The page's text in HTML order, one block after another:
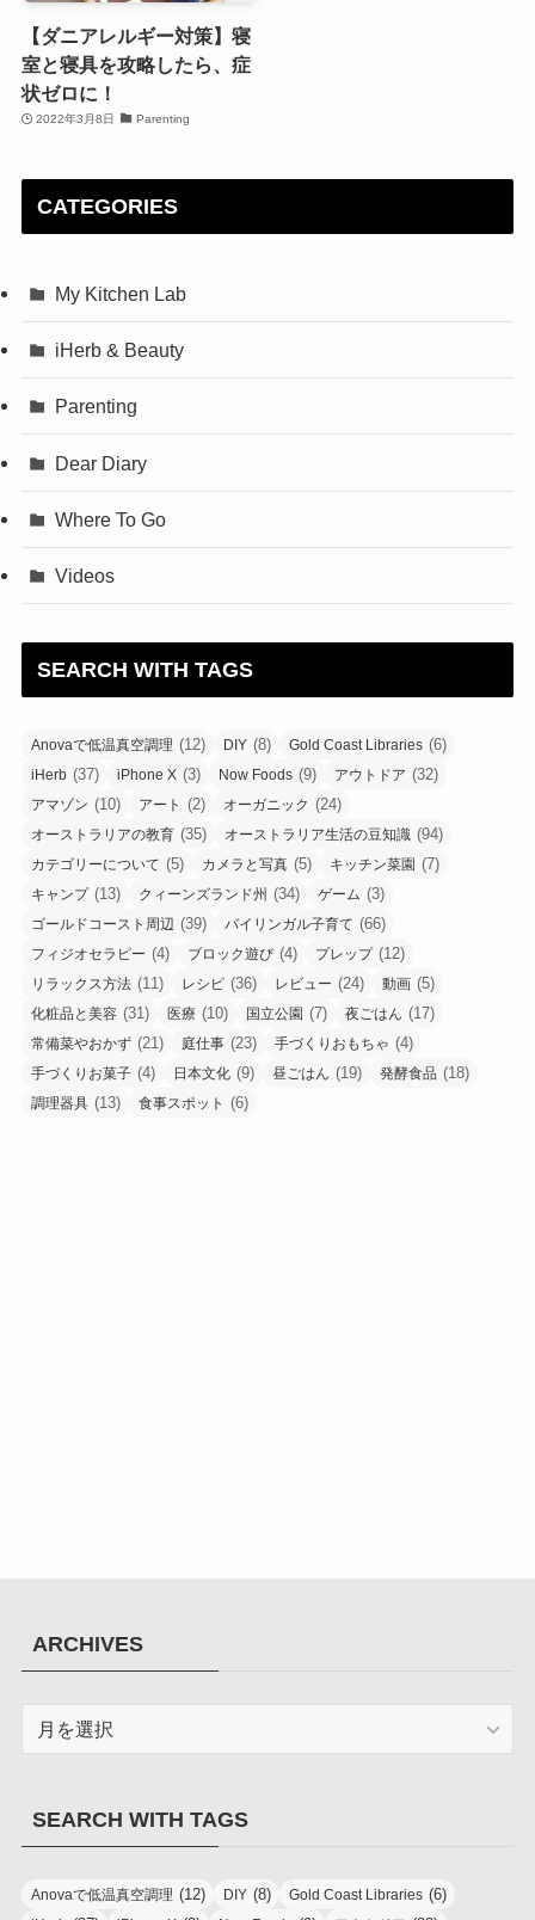
【ダニアレルギー対策】寝
室と寝具を攻略したら、症
状ゼロに！
2022年3月8日 Parenting
CATEGORIES
My Kitchen Lab
iHerb & Beauty
Parenting
Dear Diary
Where To Go
Videos
SEARCH WITH TAGS
Anovaで低温真空調理 (12) DIY (8) Gold Coast Libraries (6)
iHerb (37) iPhone X (3) Now Foods (9) アウトドア (32)
アマゾン (10) アート (2) オーガニック (24)
オーストラリアの教育 (35) オーストラリア生活の豆知識 (94)
カテゴリーについて (5) カメラと写真 (5) キッチン菜園 (7)
キャンプ(13) クィーンズランド州 (34) ゲーム (3)
ゴールドコースト周辺 (39) バイリンガル子育て (66)
フィジオセラピー (4) ブロック遊び (4) プレップ(12)
リラックス方法 (11) レシピ (36) レビュー (24) 動画 (5)
化粧品と美容 (31) 医療 (10) 国立公園 (7) 夜ごはん (17)
常備菜やおかず (21) 庭仕事 (23) 手づくりおもちゃ (4)
手づくりお菓子 (4) 日本文化 (9) 昼ごはん (19) 発酵食品 (18)
調理器具 (13) 食事スポット (6)
ARCHIVES
ARCHIVES
SEARCH WITH TAGS
Anovaで低温真空調理 (12) DIY (8) Gold Coast Libraries (6)